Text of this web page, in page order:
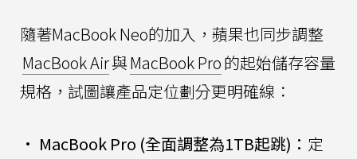
隨著MacBook Neo的加入，蘋果也同步調整
MacBook Air與MacBook Pro的起始儲存容量
規格，試圖讓產品定位劃分更明確線：
• MacBook Pro (全面調整為1TB起跳)： 定